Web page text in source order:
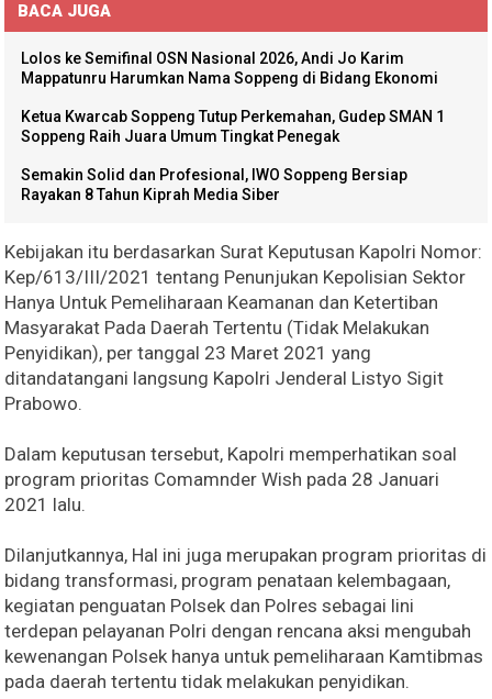
BACA JUGA
Lolos ke Semifinal OSN Nasional 2026, Andi Jo Karim
Mappatunru Harumkan Nama Soppeng di Bidang Ekonomi
Ketua Kwarcab Soppeng Tutup Perkemahan, Gudep SMAN 1
Soppeng Raih Juara Umum Tingkat Penegak
Semakin Solid dan Profesional, IWO Soppeng Bersiap
Rayakan 8 Tahun Kiprah Media Siber
Kebijakan itu berdasarkan Surat Keputusan Kapolri Nomor:
Kep/613/III/2021 tentang Penunjukan Kepolisian Sektor
Hanya Untuk Pemeliharaan Keamanan dan Ketertiban
Masyarakat Pada Daerah Tertentu (Tidak Melakukan
Penyidikan), per tanggal 23 Maret 2021 yang
ditandatangani langsung Kapolri Jenderal Listyo Sigit
Prabowo.
Dalam keputusan tersebut, Kapolri memperhatikan soal
program prioritas Comamnder Wish pada 28 Januari
2021 lalu.
Dilanjutkannya, Hal ini juga merupakan program prioritas di
bidang transformasi, program penataan kelembagaan,
kegiatan penguatan Polsek dan Polres sebagai lini
terdepan pelayanan Polri dengan rencana aksi mengubah
kewenangan Polsek hanya untuk pemeliharaan Kamtibmas
pada daerah tertentu tidak melakukan penyidikan.